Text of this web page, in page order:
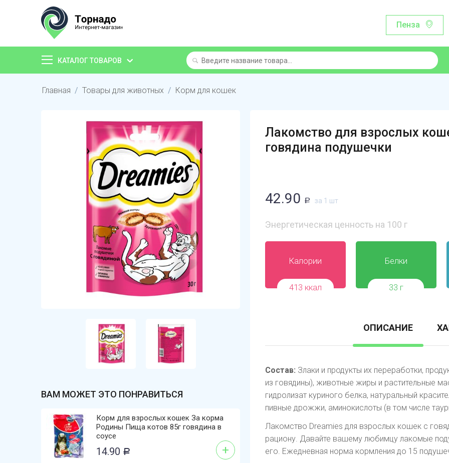
Пенза
КАТАЛОГ ТОВАРОВ
Главная / Товары для животных / Корм для кошек
ВАМ МОЖЕТ ЭТО ПОНРАВИТЬСЯ
Корм для взрослых кошек За корма
Родины Пища котов 85г говядина в
соусе
14.90 Р +
Лакомство для взрослых
говядина подушечки
42.90 Р за 1 шт
Энергетическая ценность на 100 г
Калории
413 ккал
Белки
33 г
ОПИСАНИЕ
Состав: Злаки и продукты их переработки,
из говядины), животные жиры и растительные
гидролизат куриного белка, натуральный
пивные дрожжи, аминокислоты (в том числе
Лакомство Dreamies для взрослых кошек с
рациону. Давайте вашему любимцу лакомые
его. Ежедневная норма кормления до 15